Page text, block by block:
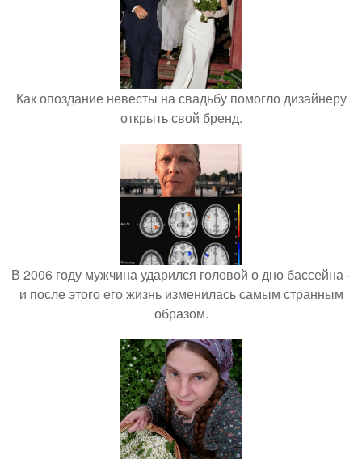
Как опоздание невесты на свадьбу помогло дизайнеру
открыть свой бренд.
В 2006 году мужчина ударился головой о дно бассейна -
и после этого его жизнь изменилась самым странным
образом.